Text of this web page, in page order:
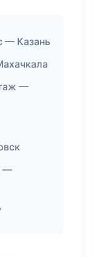
— Казань
—
—